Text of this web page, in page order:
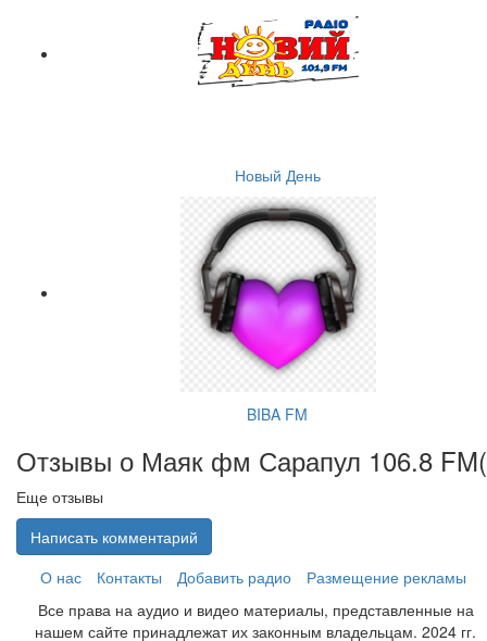
Новый День
BIBA FM
Отзывы о Маяк фм Сарапул 106.8 FM(
Еще отзывы
Написать комментарий
О нас
Контакты Добавить радио
Размещение рекламы
Все права на аудио и видео материалы, представленные на
нашем сайте принадлежат их законным владельцам. 2024 гг.